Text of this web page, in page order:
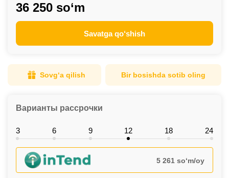
36 250 so‘m
Savatga qo‘shish
Sovg‘a qilish Bir bosishda sotib oling
Варианты рассрочки
3 6 9 12 18 24
5 261 so‘m/oy